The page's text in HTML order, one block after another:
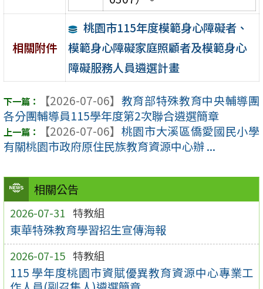
相關公告
2026-07-31 特教組
東華特殊教育學習招生宣傳海報
2026-07-15 特教組
115 學年度桃園市資賦優異教育資源中心專業工
相關附件
桃園市115年度模範身心障礙者、
模範身心障礙家庭照顧者及模範身心
障礙服務人員遴選計畫
【2026-07-06】 教育部特殊教育中央輔導團
各分團輔導員115學年度第2次聯合遴選簡章
【2026-07-06】 桃園市大溪區僑愛國民小學
有關桃園市政府原住民族教育資源中心辦 ...